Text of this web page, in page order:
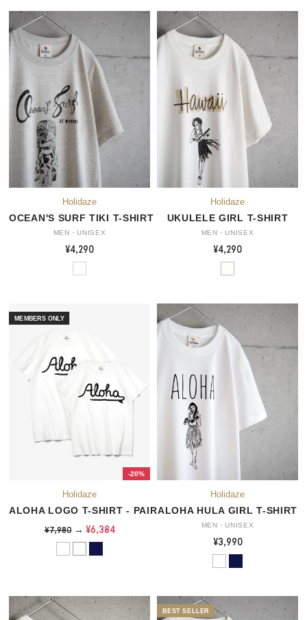
OCEAN'S SURF TIKI T-SHIRT
MEN・UNISEX
¥4,290
UKULELE GIRL T-SHIRT
MEN・UNISEX
¥4,290
-20%
ALOHA LOGO T-SHIRT - PAIR
¥7,980→ ¥6,384
ALOHA HULA GIRL T-SHIRT
MEN・UNISEX
¥3,990